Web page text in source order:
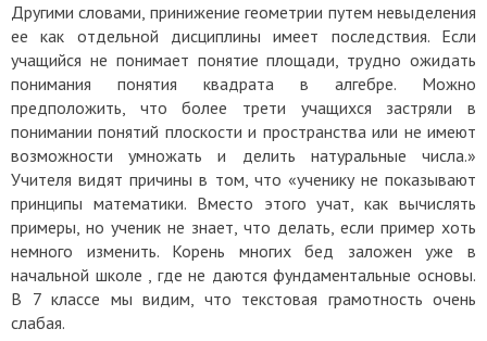
Другими словами, принижение геометрии путем невыделения
ее как отдельной дисциплины имеет последствия. Если
учащийся не понимает понятие площади, трудно ожидать
понимания понятия квадрата в алгебре. Можно
предположить, что более трети учащихся застряли в
понимании понятий плоскости и пространства или не имеют
возможности умножать и делить натуральные числа.»
Учителя видят причины в том, что «ученику не показывают
принципы математики. Вместо этого учат, как вычислять
примеры, но ученик не знает, что делать, если пример хоть
немного изменить. Корень многих бед заложен уже в
начальной школе , где не даются фундаментальные основы.
В 7 классе мы видим, что текстовая грамотность очень
слабая.